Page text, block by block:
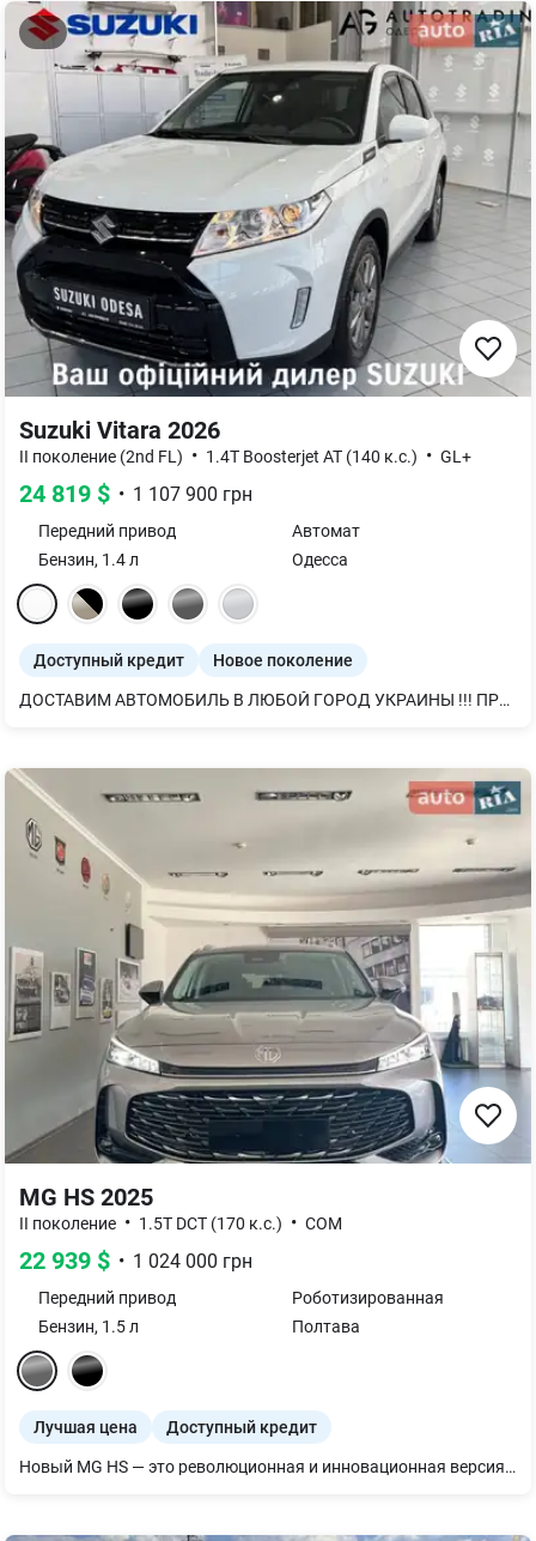
Suzuki Vitara 2026
II поколение (2nd FL) • 1.4T Boosterjet AT (140 к.с.) • GL+
24 819 $ • 1 107 900 грн
Передний привод
Автомат
Бензин, 1.4л Одесса
Доступный кредит Новое поколение
ДОСТАВИМ АВТОМОБИЛЬ В ЛЮБОЙ ГОРОД УКРАИНЫ !!! ПРОСТО НАБЕРИТЕ НАС И МЫ ПОДБЕРЕМ САМЫЙ УДОБНЫЙ ФОРМАТ ПОКУПКИ !!! ДОСТУПНЫЙ И НАДЕЖНЫЙ КРОССОВЕР !! ПРОДАЖА АВТОМОБИЛЯ ИЗ ТЕСТ ПАРКА !!!! САМЫЙ ВЫГОДНЫЙ ВАРИАНТ ! ПОЛНОСТЬЮ УКОМПЛЕКТОВАННАЯ МАШИНА УЖЕ С УСТАНОВЛЕННЫМ ДОПОЛНИТЕЛЬНЫМ ОБОРУДОВАНИЕМ : НЕ УПУСТИТЬ СВОЙ ШАНС КУПИТЬ АВТОМОБИЛЬ В ТОТ МОМЕНТ, КОГДА НИ У КОГО ЕГО НЕТ !!! Мощный и драйвовый бензиновый двигатель 1,4 BOOSTERJET Классический 6-ступенчатый автомат AISIN, Все максимально НАДЕЖНО И ПРОВЕРЕНО !!! Японское качество и надежность, которые доступны каждому! В комплектацию автомобиля входит: • Круиз-контроль с управлением на руле • Шесть подушек безопасности • Климат-контроль • 7-дюймовая обновленная Мультимедийная система с возможностью подключения смартфона • Камера заднего вида • Система безключевого доступа и система запуска двигателя без ключа (кнопкой)
MG HS 2025
II поколение • 1.5T DCT (170 к.с.) • COM
22 939 $ • 1 024 000 грн
Передний привод
Роботизированная
Бензин, 1.5л Полтава
Лучшая цена Доступный кредит
Новый MG HS — это революционная и инновационная версия большого внедорожника MG, которая предлагает широкий спектр современных функций, впечатляющее внутреннее пространство и современный дизайн. Новый MG HS обеспечивает непревзойденную функциональность и качество. Также на него действует гарантия 5 лет / 150 тыс. км. Спроектированный в Великобритании, MG HS — инновационная версия большого внедорожника MG, которая предлагает широкий спектр современных функций, впечатляющее внутреннее пространство и современный стиль. Прогрессивные функции нового MG HS обеспечивают непревзойденную функциональность и качество. Новинка также предлагает больше ценного пространства для путешествий с семьей, перевозки гаджетов для вашего хобби или оборудования, необходимого для работы.